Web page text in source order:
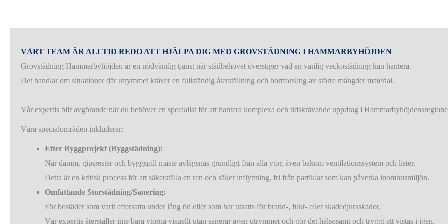
VÅRT TEAM ÄR ALLTID REDO ATT HJÄLPA DIG MED GROVSTÄDNING I HAMMARBYHÖJDEN
Grovstädning Hammarbyhöjden är en nödvändig tjänst när städbehovet överstiger vad en vanlig veckostädning kan hantera.
Det handlar om situationer där utrymmet kräver en fullständig återställning och bortforsling av större mängder material.
Vår expertis blir avgörande när du behöver en specialist för att hantera komplexa och tidskrävande uppdrag i
Våra specialområden inkluderar:
Efter Byggprojekt (Byggstädning):
När damm, gipsrester och byggspill måste avlägsnas grundligt från alla ytor, även bakom ventilationssystem och lister.
Detta är en kritisk process för att säkerställa en ren och säker inflyttning, fri från partiklar som kan påverka inomhusmiljön.
Omfattande Storstädning/Sanering:
För bostäder som varit eftersatta under lång tid eller som har utsatts för brand-, fukt- eller skadedjursskador.
Vår expertis återställer inte bara ytorna visuellt utan sanerar även utrymmet och gör det hälsosamt och tryggt att vistas i igen.